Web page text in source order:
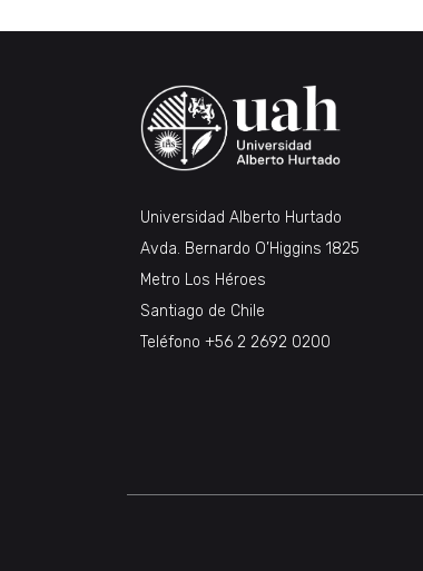
Universidad Alberto Hurtado
Avda. Bernardo O’Higgins 1825
Metro Los Héroes
Santiago de Chile
Teléfono +56 2 2692 0200